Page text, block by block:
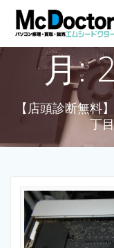
月:
【店頭診断無料
丁